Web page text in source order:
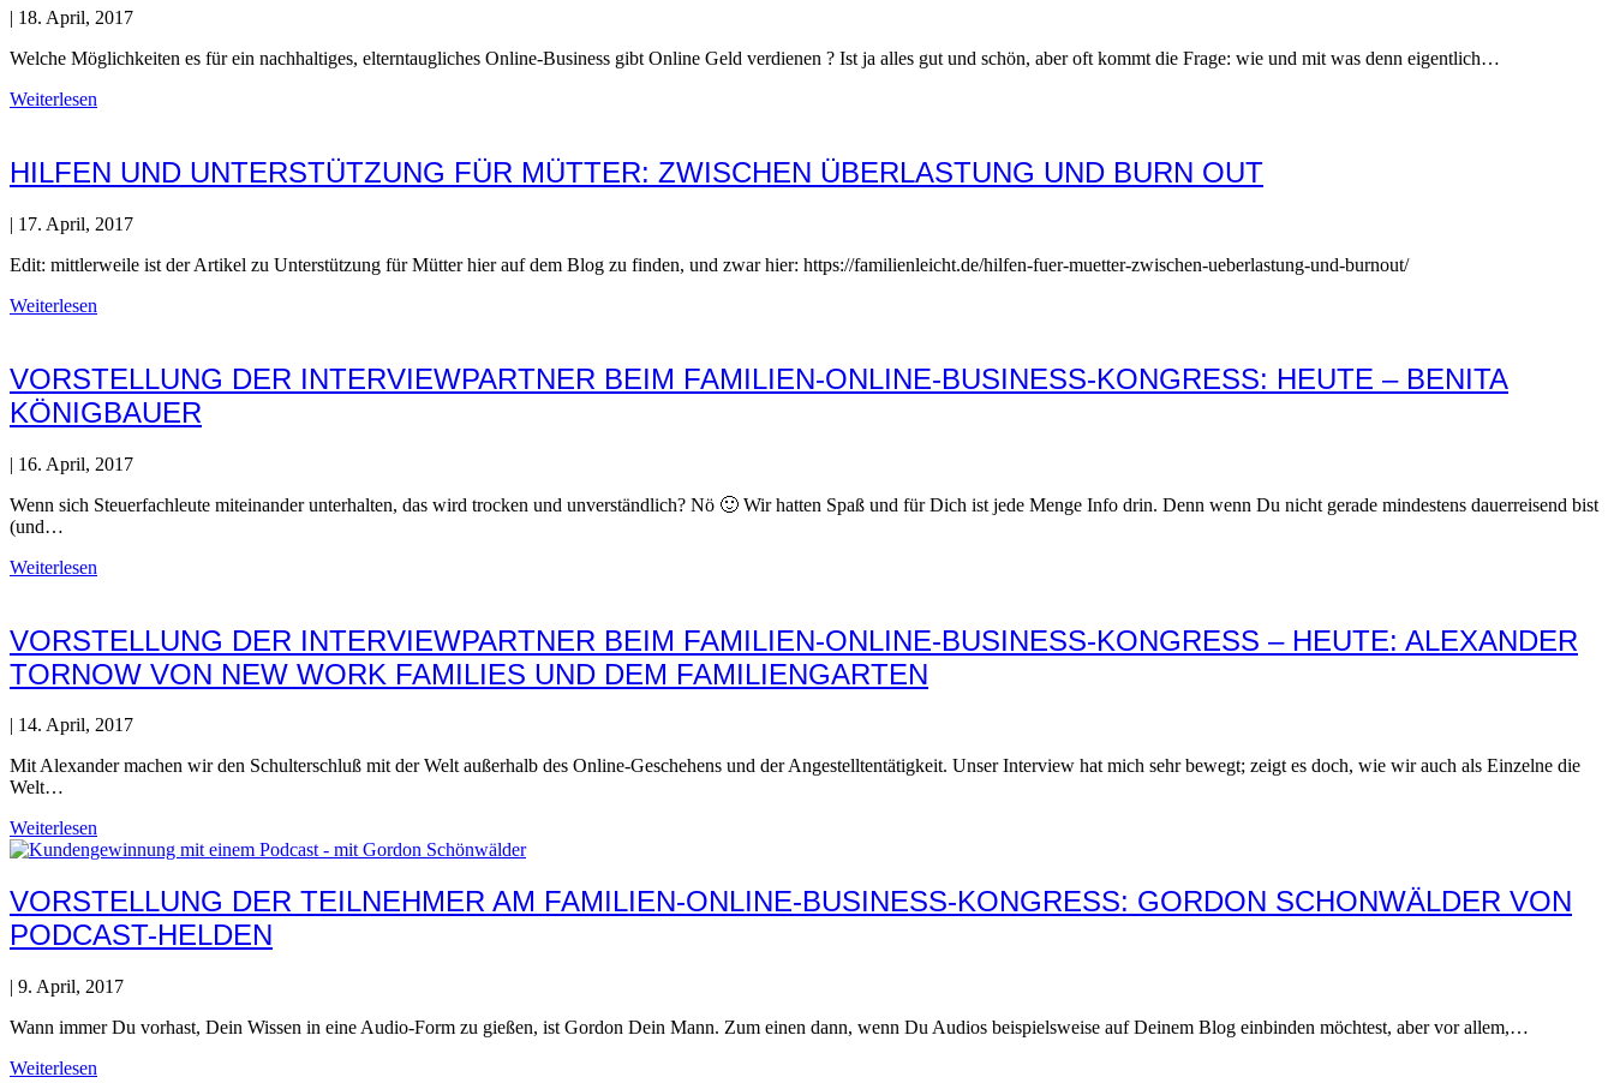
| 18. April, 2017
Welche Möglichkeiten es für ein nachhaltiges, elterntaugliches Online-Business gibt Online Geld verdienen ? Ist ja alles gut und schön, aber oft kommt die Frage: wie und mit was denn eigentlich…
Weiterlesen
HILFEN UND UNTERSTÜTZUNG FÜR MÜTTER: ZWISCHEN ÜBERLASTUNG UND BURN OUT
| 17. April, 2017
Edit: mittlerweile ist der Artikel zu Unterstützung für Mütter hier auf dem Blog zu finden, und zwar hier: https://familienleicht.de/hilfen-fuer-muetter-zwischen-ueberlastung-und-burnout/
Weiterlesen
VORSTELLUNG DER INTERVIEWPARTNER BEIM FAMILIEN-ONLINE-BUSINESS-KONGRESS: HEUTE – BENITA
KÖNIGBAUER
| 16. April, 2017
Wenn sich Steuerfachleute miteinander unterhalten, das wird trocken und unverständlich? Nö 🙂 Wir hatten Spaß und für Dich ist jede Menge Info drin. Denn wenn Du nicht gerade mindestens dauerreisend bist
(und…
Weiterlesen
VORSTELLUNG DER INTERVIEWPARTNER BEIM FAMILIEN-ONLINE-BUSINESS-KONGRESS – HEUTE: ALEXANDER
TORNOW VON NEW WORK FAMILIES UND DEM FAMILIENGARTEN
14. April, 2017
Mit Alexander machen wir den Schulterschluß mit der Welt außerhalb des Online-Geschehens und der Angestelltentätigkeit. Unser Interview hat mich sehr bewegt; zeigt es doch, wie wir auch als Einzelne die
Welt…
Weiterlesen
VORSTELLUNG DER TEILNEHMER AM FAMILIEN-ONLINE-BUSINESS-KONGRESS: GORDON SCHONWÄLDER VON
PODCAST-HELDEN
| 9. April, 2017
Wann immer Du vorhast, Dein Wissen in eine Audio-Form zu gießen, ist Gordon Dein Mann. Zum einen dann, wenn Du Audios beispielsweise auf Deinem Blog einbinden möchtest, aber vor allem,…
Weiterlesen